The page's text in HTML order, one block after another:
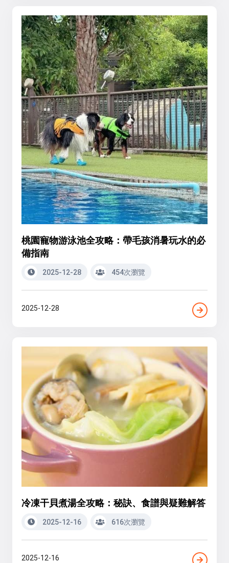
桃園寵物游泳池全攻略：帶毛孩消暑玩水的必
備指南
2025-12-28 454次瀏覽
2025-12-28
冷凍干貝煮湯全攻略：秘訣、食譜與疑難解答
2025-12-16 616次瀏覽
2025-12-16